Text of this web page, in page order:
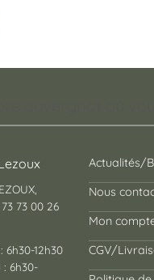
73 00 26
6h30-12h30
: 6h30-
Actualités/
Nous
Mon
CGV/